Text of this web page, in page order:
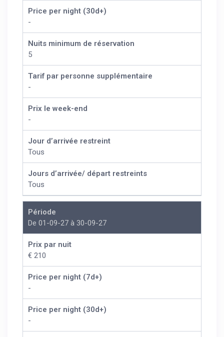
Price per night (30d+)
-
Nuits minimum de réservation
5
Tarif par personne supplémentaire
-
Prix le week-end
-
Jour d’arrivée restreint
Tous
Jours d’arrivée/ départ restreints
Tous
Période
De 01-09-27 à 30-09-27
Prix par nuit
€ 210
Price per night (7d+)
-
Price per night (30d+)
-